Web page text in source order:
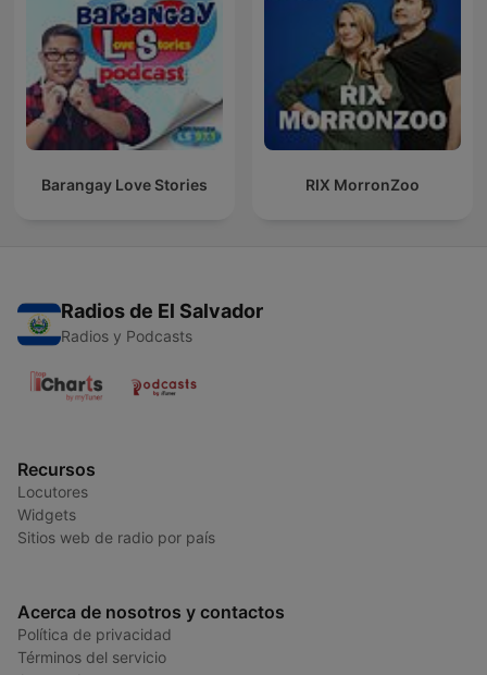
Barangay Love Stories RIX MorronZoo
Radios de El Salvador
Radios y Podcasts
Recursos
Locutores
Widgets
Sitios web de radio por país
Acerca de nosotros y contactos
Política de privacidad
Términos del servicio